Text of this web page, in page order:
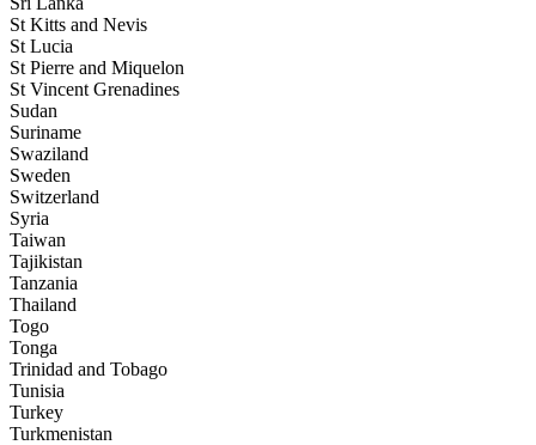
St Kitts and Nevis
St Lucia
St Pierre and Miquelon
St Vincent Grenadines
Sudan
Suriname
Swaziland
Sweden
Switzerland
Syria
Taiwan
Tajikistan
Tanzania
Thailand
Togo
Tonga
Trinidad and Tobago
Tunisia
Turkey
Turkmenistan